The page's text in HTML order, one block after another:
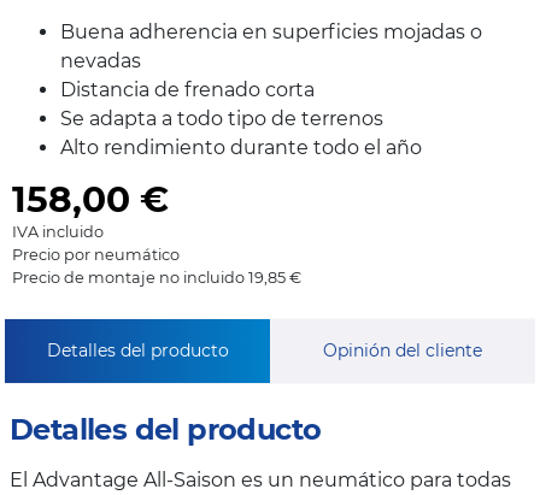
Buena adherencia en superficies mojadas o
nevadas
Distancia de frenado corta
Se adapta a todo tipo de terrenos
Alto rendimiento durante todo el año
158,00 €
IVA incluido
Precio por neumático
Precio de montaje no incluido 19,85 €
Detalles del producto Opinión del cliente
Detalles del producto
El Advantage All-Saison es un neumático para todas